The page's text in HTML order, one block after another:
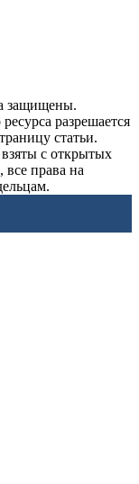
защищены.
разрешается
статьи.
с открытых
все права на